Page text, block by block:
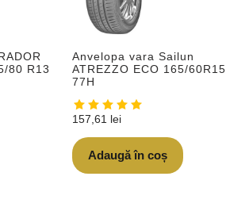
80 R13
Anvelopa vara Sailun
ATREZZO ECO 165/60R15
77H
157,61 lei
Adaugă în coș